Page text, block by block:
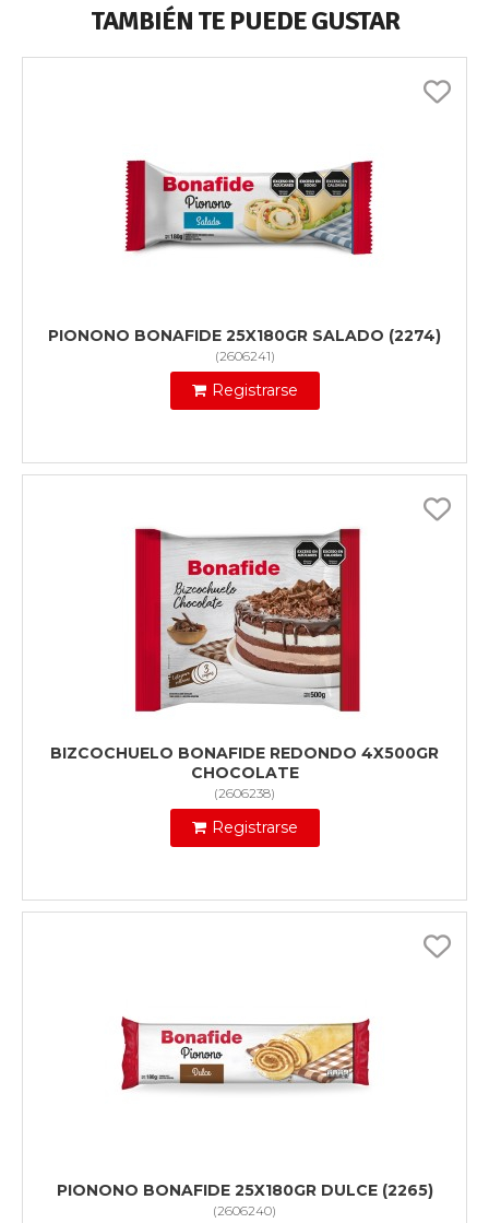
TAMBIÉN TE PUEDE GUSTAR
PIONONO BONAFIDE 25X180GR SALADO (2274)
(2606241)
Registrarse
BIZCOCHUELO BONAFIDE REDONDO 4X500GR
CHOCOLATE
(2606238)
Registrarse
PIONONO BONAFIDE 25X180GR DULCE (2265)
(2606240)